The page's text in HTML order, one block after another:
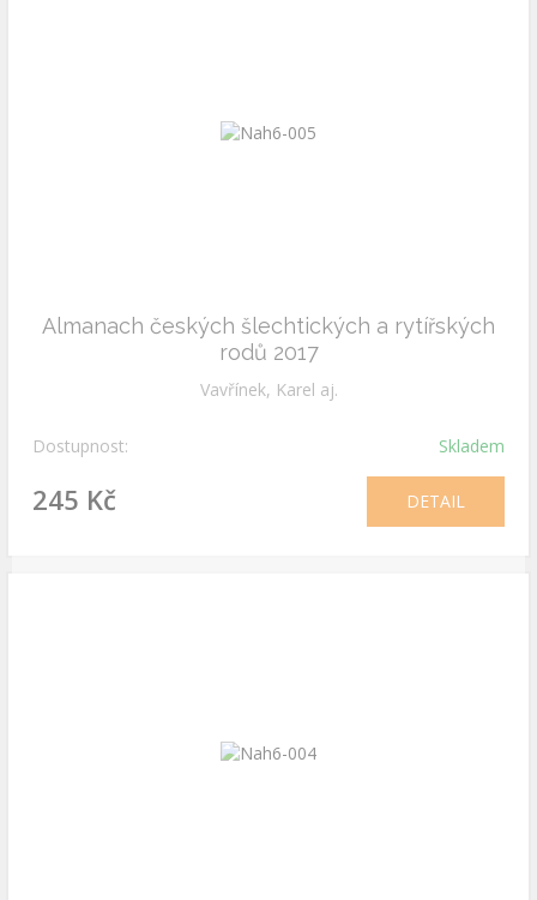
Almanach českých šlechtických a rytířských
rodů 2017
Vavřínek, Karel aj.
Dostupnost: Skladem
245 Kč DETAIL